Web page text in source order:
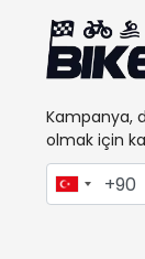
Kampanya,
olmak için